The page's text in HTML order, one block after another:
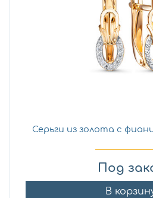
Серьги из золота с
Под
В